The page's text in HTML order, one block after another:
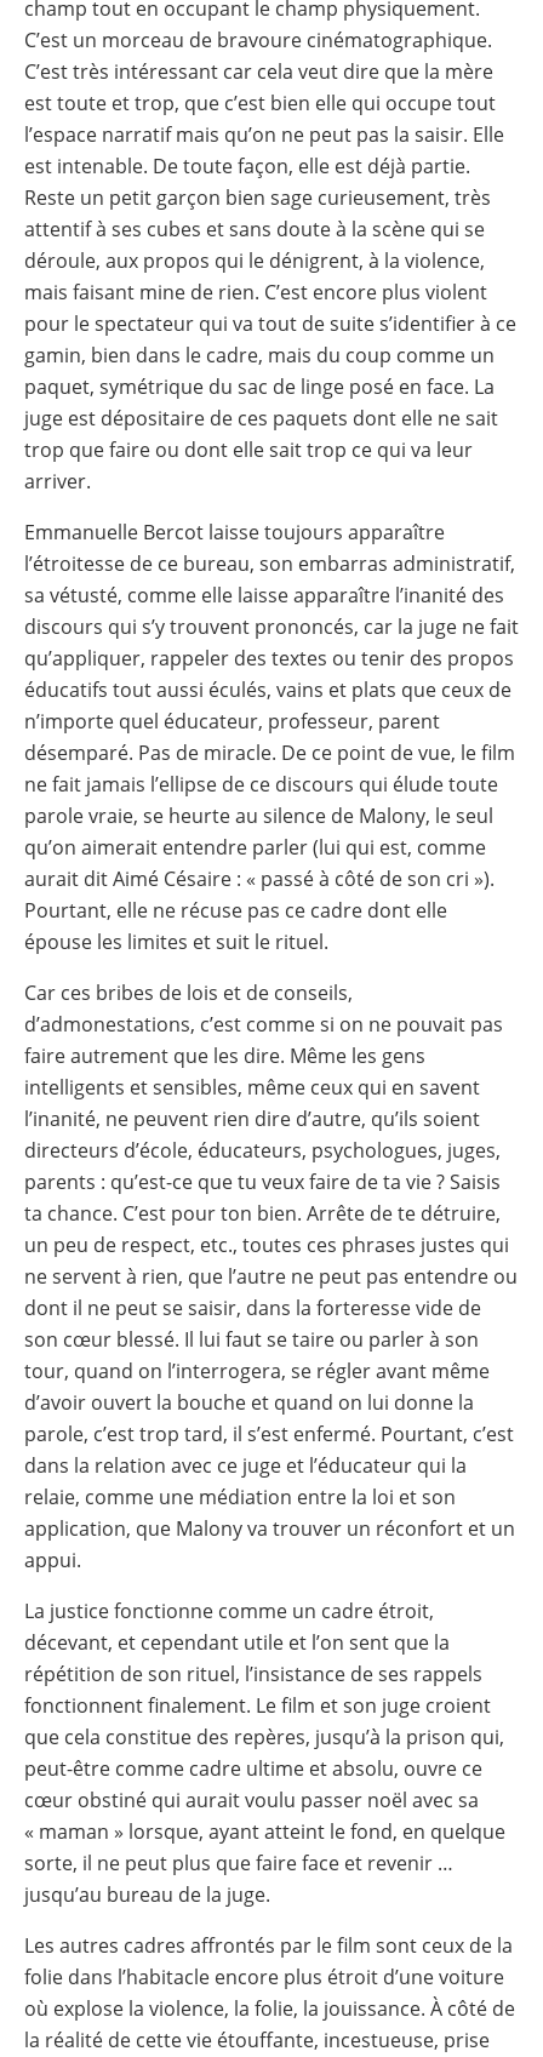
champ tout en occupant le champ physiquement.
C’est un morceau de bravoure cinématographique.
C’est très intéressant car cela veut dire que la mère
est toute et trop, que c’est bien elle qui occupe tout
l’espace narratif mais qu’on ne peut pas la saisir. Elle
est intenable. De toute façon, elle est déjà partie.
Reste un petit garçon bien sage curieusement, très
attentif à ses cubes et sans doute à la scène qui se
déroule, aux propos qui le dénigrent, à la violence,
mais faisant mine de rien. C’est encore plus violent
pour le spectateur qui va tout de suite s’identifier à ce
gamin, bien dans le cadre, mais du coup comme un
paquet, symétrique du sac de linge posé en face. La
juge est dépositaire de ces paquets dont elle ne sait
trop que faire ou dont elle sait trop ce qui va leur
arriver.
Emmanuelle Bercot laisse toujours apparaître
l’étroitesse de ce bureau, son embarras administratif,
sa vétusté, comme elle laisse apparaître l’inanité des
discours qui s’y trouvent prononcés, car la juge ne fait
qu’appliquer, rappeler des textes ou tenir des propos
éducatifs tout aussi éculés, vains et plats que ceux de
n’importe quel éducateur, professeur, parent
désemparé. Pas de miracle. De ce point de vue, le film
ne fait jamais l’ellipse de ce discours qui élude toute
parole vraie, se heurte au silence de Malony, le seul
qu’on aimerait entendre parler (lui qui est, comme
aurait dit Aimé Césaire : « passé à côté de son cri »).
Pourtant, elle ne récuse pas ce cadre dont elle
épouse les limites et suit le rituel.
Car ces bribes de lois et de conseils,
d’admonestations, c’est comme si on ne pouvait pas
faire autrement que les dire. Même les gens
intelligents et sensibles, même ceux qui en savent
l’inanité, ne peuvent rien dire d’autre, qu’ils soient
directeurs d’école, éducateurs, psychologues, juges,
parents : qu’est-ce que tu veux faire de ta vie ? Saisis
ta chance. C’est pour ton bien. Arrête de te détruire,
un peu de respect, etc., toutes ces phrases justes qui
ne servent à rien, que l’autre ne peut pas entendre ou
dont il ne peut se saisir, dans la forteresse vide de
son cœur blessé. Il lui faut se taire ou parler à son
tour, quand on l’interrogera, se régler avant même
d’avoir ouvert la bouche et quand on lui donne la
parole, c’est trop tard, il s’est enfermé. Pourtant, c’est
dans la relation avec ce juge et l’éducateur qui la
relaie, comme une médiation entre la loi et son
application, que Malony va trouver un réconfort et un
appui.
La justice fonctionne comme un cadre étroit,
décevant, et cependant utile et l’on sent que la
répétition de son rituel, l’insistance de ses rappels
fonctionnent finalement. Le film et son juge croient
que cela constitue des repères, jusqu’à la prison qui,
peut-être comme cadre ultime et absolu, ouvre ce
cœur obstiné qui aurait voulu passer noël avec sa
« maman » lorsque, ayant atteint le fond, en quelque
sorte, il ne peut plus que faire face et revenir …
jusqu’au bureau de la juge.
Les autres cadres affrontés par le film sont ceux de la
folie dans l’habitacle encore plus étroit d’une voiture
où explose la violence, la folie, la jouissance. À côté de
la réalité de cette vie étouffante, incestueuse, prise